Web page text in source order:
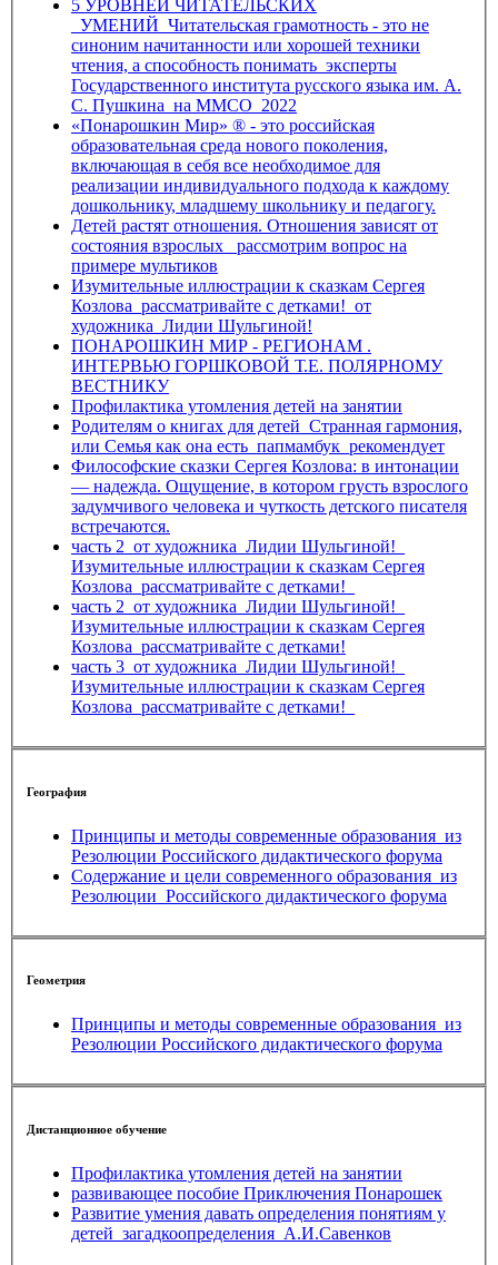
5 УРОВНЕЙ ЧИТАТЕЛЬСКИХ
_УМЕНИЙ_Читательская грамотность - это не
синоним начитанности или хорошей техники
чтения, а способность понимать_эксперты
Государственного института русского языка им. А.
С. Пушкина_на ММСО_2022
«Понарошкин Мир» ® - это российская
образовательная среда нового поколения,
включающая в себя все необходимое для
реализации индивидуального подхода к каждому
дошкольнику, младшему школьнику и педагогу.
Детей растят отношения. Отношения зависят от
состояния взрослых_ рассмотрим вопрос на
примере мультиков
Изумительные иллюстрации к сказкам Сергея
Козлова_рассматривайте с детками!_от
художника_Лидии Шульгиной!
ПОНАРОШКИН МИР - РЕГИОНАМ .
ИНТЕРВЬЮ ГОРШКОВОЙ Т.Е. ПОЛЯРНОМУ
ВЕСТНИКУ
Профилактика утомления детей на занятии
Родителям о книгах для детей_Странная гармония,
или Семья как она есть_папмамбук_рекомендует
Философские сказки Сергея Козлова: в интонации
— надежда. Ощущение, в котором грусть взрослого
задумчивого человека и чуткость детского писателя
встречаются.
часть 2_от художника_Лидии Шульгиной!_
Изумительные иллюстрации к сказкам Сергея
Козлова_рассматривайте с детками!_
часть 2_от художника_Лидии Шульгиной!_
Изумительные иллюстрации к сказкам Сергея
Козлова_рассматривайте с детками!
часть 3_от художника_Лидии Шульгиной!_
Изумительные иллюстрации к сказкам Сергея
Козлова_рассматривайте с детками!_
География
Принципы и методы современные образования_из
Резолюции Российского дидактического форума
Содержание и цели современного образования_из
Резолюции_Российского дидактического форума
Геометрия
Принципы и методы современные образования_из
Резолюции Российского дидактического форума
Дистанционное обучение
Профилактика утомления детей на занятии
развивающее пособие Приключения Понарошек
Развитие умения давать определения понятиям у
детей_загадкоопределения_А.И.Савенков